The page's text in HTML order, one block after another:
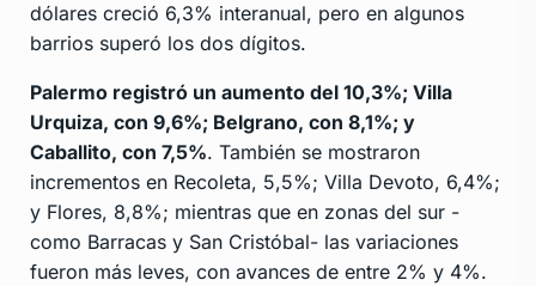
dólares creció 6,3% interanual, pero en algunos
barrios superó los dos dígitos.
Palermo registró un aumento del 10,3%; Villa
Urquiza, con 9,6%; Belgrano, con 8,1%; y
Caballito, con 7,5%. También se mostraron
incrementos en Recoleta, 5,5%; Villa Devoto, 6,4%;
y Flores, 8,8%; mientras que en zonas del sur -
como Barracas y San Cristóbal- las variaciones
fueron más leves, con avances de entre 2% y 4%.